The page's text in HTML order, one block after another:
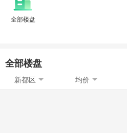
全部楼盘
全部楼盘
新都区 均价